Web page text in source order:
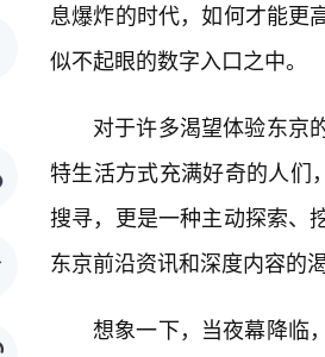
息爆炸的时代，如何才能更
似不起眼的数字入口之中。
对于许多渴望体验东京
特生活方式充满好奇的人们
搜寻，更是一种主动探索、
东京前沿资讯和深度内容的渴
想象一下，当夜幕降临